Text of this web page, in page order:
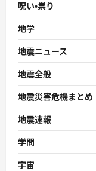
呪い・祟り
地学
地震ニュース
地震全般
地震災害危機まとめ
地震速報
学問
宇宙